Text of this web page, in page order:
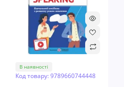
В наявності
Код товару: 9789660744448